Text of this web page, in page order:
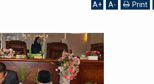
A+ A- Print